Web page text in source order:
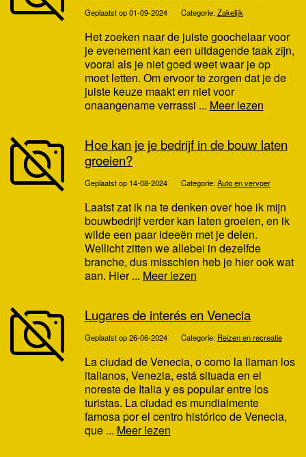
Geplaatst op 01-09-2024 Categorie:Zakelijk
Het zoeken naar de juiste goochelaar voor
je evenement kan een uitdagende taak zijn,
vooral als je niet goed weet waar je op
moet letten. Om ervoor te zorgen dat je de
juiste keuze maakt en niet voor
onaangename verrassi ... Meer lezen
Hoe kan je je bedrijf in de bouw laten
groeien?
Geplaatst op 14-08-2024 Categorie:Auto en vervoer
Laatst zat ik na te denken over hoe ik mijn
bouwbedrijf verder kan laten groeien, en ik
wilde een paar ideeën met je delen.
Wellicht zitten we allebei in dezelfde
branche, dus misschien heb je hier ook wat
aan. Hier ... Meer lezen
Lugares de interés en Venecia
Geplaatst op 26-06-2024 Categorie: Reizen en recreatie
La ciudad de Venecia, o como la llaman los
italianos, Venezia, está situada en el
noreste de Italia y es popular entre los
turistas. La ciudad es mundialmente
famosa por el centro histórico de Venecia,
que ... Meer lezen